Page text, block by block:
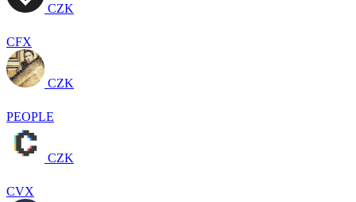
CZK
CFX
CZK
PEOPLE
CZK
CVX